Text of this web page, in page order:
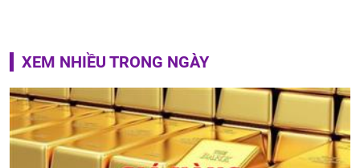
XEM NHIỀU TRONG NGÀY